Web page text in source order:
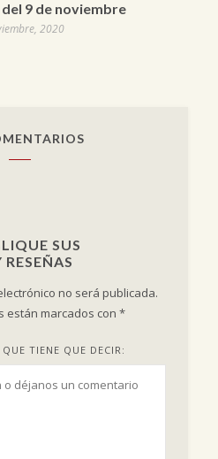
9 de noviembre
2020
SUS
no será publicada.
están marcados con *
TIENE QUE DECIR: